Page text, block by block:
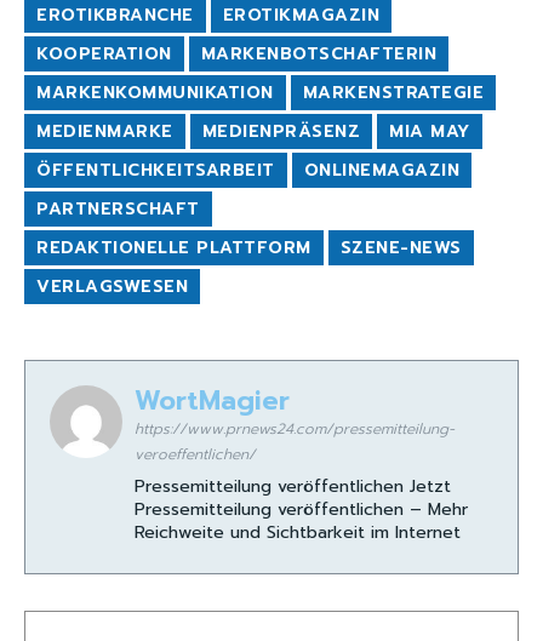
EROTIKBRANCHE
EROTIKMAGAZIN
KOOPERATION
MARKENBOTSCHAFTERIN
MARKENKOMMUNIKATION
MARKENSTRATEGIE
MEDIENMARKE
MEDIENPRÄSENZ
MIA MAY
ÖFFENTLICHKEITSARBEIT
ONLINEMAGAZIN
PARTNERSCHAFT
REDAKTIONELLE PLATTFORM
SZENE-NEWS
VERLAGSWESEN
WortMagier
https://www.prnews24.com/pressemitteilung-
veroeffentlichen/
Pressemitteilung veröffentlichen Jetzt
Pressemitteilung veröffentlichen – Mehr
Reichweite und Sichtbarkeit im Internet